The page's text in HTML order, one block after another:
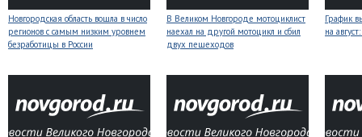
Новгородская область вошла в число
регионов с самым низким уровнем
безработицы в России
В Великом Новгороде мотоциклист
наехал на другой мотоцикл и сбил
двух пешеходов
График
на